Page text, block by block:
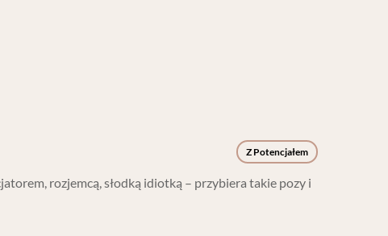
Z Potencjałem
rozjemcą, słodką idiotką – przybiera takie pozy i